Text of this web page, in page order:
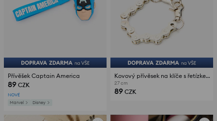
Přívěšek Captain America
89 CZK
NOVÉ
Marvel
Disney
Kovový přívěsek na klíče s řetízkem a přívěskem ve tvaru ráfku
27 cm
89 CZK